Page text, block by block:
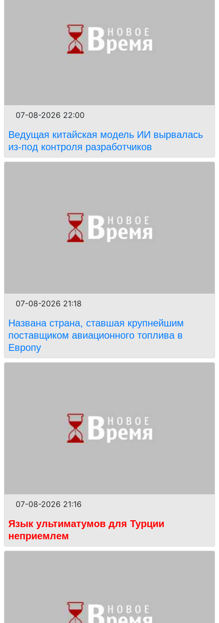
07-08-2026 22:00
Ведущая китайская модель ИИ вырвалась
из-под контроля разработчиков
07-08-2026 21:18
Названа страна, ставшая крупнейшим
поставщиком авиационного топлива в
Европу
07-08-2026 21:16
Язык ультиматумов для Турции
неприемлем